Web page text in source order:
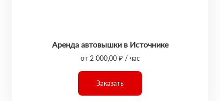
Аренда автовышки в Источнике
от 2 000,00 ₽ / час
Заказать